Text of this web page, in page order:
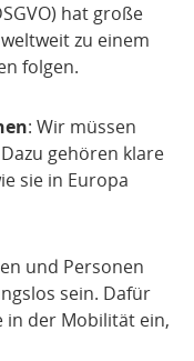
hat große
zu einem
folgen.
: Wir müssen
gehören klare
sie in Europa
und Personen
sein. Dafür
in der Mobilität ein,